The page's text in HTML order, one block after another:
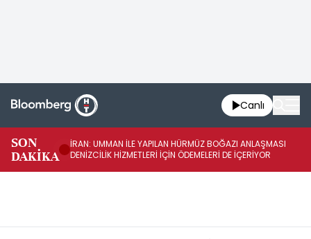
Canlı
SON
DAKİKA
İRAN: UMMAN İLE YAPILAN HÜRMÜZ BOĞAZI ANLAŞMASI
DENİZCİLİK HİZMETLERİ İÇİN ÖDEMELERİ DE İÇERİYOR